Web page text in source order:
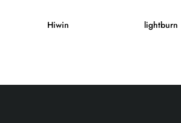
Hiwin lightburn